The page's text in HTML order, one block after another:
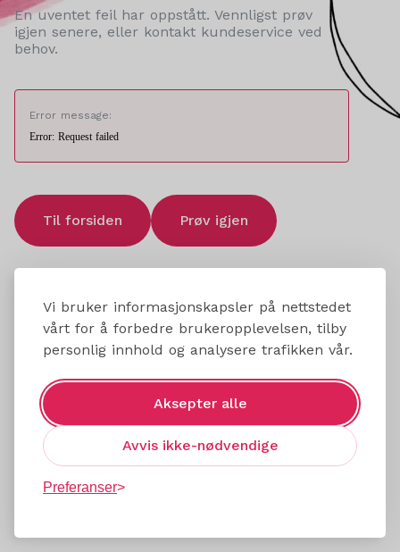
Vi bruker informasjonskapsler på nettstedet
vårt for å forbedre brukeropplevelsen, tilby
personlig innhold og analysere trafikken vår.
Aksepter alle
Avvis ikke-nødvendige
Preferanser
En uventet feil har oppstått. Vennligst prøv
igjen senere, eller kontakt kundeservice ved
behov.
Error message:
Error: Request failed
Til forsiden Prøv igjen